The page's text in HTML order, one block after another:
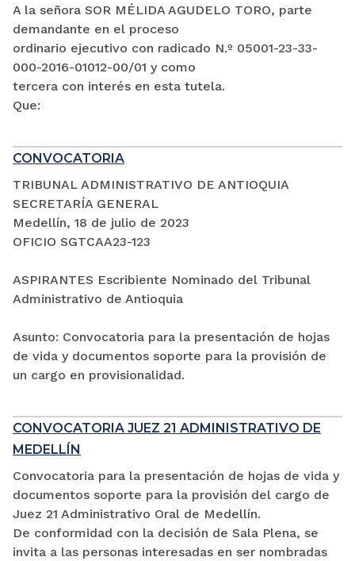
A la señora SOR MÉLIDA AGUDELO TORO, parte
demandante en el proceso
ordinario ejecutivo con radicado N.º 05001-23-33-
000-2016-01012-00/01 y como
tercera con interés en esta tutela.
Que:
CONVOCATORIA
TRIBUNAL ADMINISTRATIVO DE ANTIOQUIA
SECRETARÍA GENERAL
Medellín, 18 de julio de 2023
OFICIO SGTCAA23-123
ASPIRANTES Escribiente Nominado del Tribunal
Administrativo de Antioquia
Asunto: Convocatoria para la presentación de hojas
de vida y documentos soporte para la provisión de
un cargo en provisionalidad.
CONVOCATORIA JUEZ 21 ADMINISTRATIVO DE
MEDELLÍN
Convocatoria para la presentación de hojas de vida y
documentos soporte para la provisión del cargo de
Juez 21 Administrativo Oral de Medellín.
De conformidad con la decisión de Sala Plena, se
invita a las personas interesadas en ser nombradas